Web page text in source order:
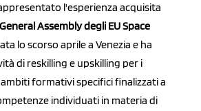
l'esperienza acquisita
General Assembly degli EU Space
lo scorso aprile a Venezia e ha
di reskilling e upskilling per i
formativi specifici finalizzati a
individuati in materia di